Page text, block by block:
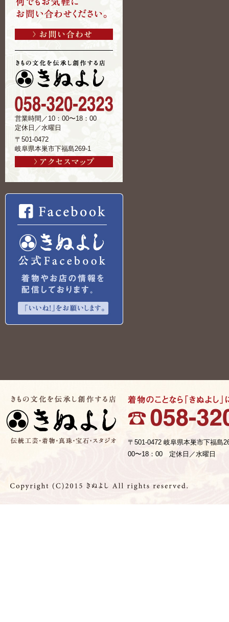
営業時間／10：00〜18：00
定休日／水曜日
〒501-0472
岐阜県本巣市下福島269-1
〒501-0472 岐阜県本巣市下福島
00〜18：00 定休日／水曜日